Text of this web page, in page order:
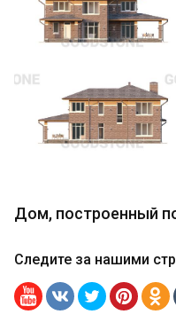
Дом, построенный
Следите за нашими